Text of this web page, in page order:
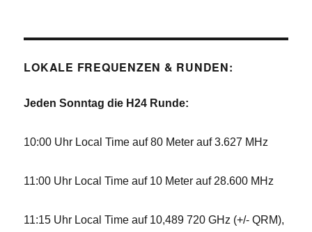
LOKALE FREQUENZEN & RUNDEN:
Jeden Sonntag die H24 Runde:
10:00 Uhr Local Time auf 80 Meter auf 3.627 MHz
11:00 Uhr Local Time auf 10 Meter auf 28.600 MHz
11:15 Uhr Local Time auf 10,489 720 GHz (+/- QRM),